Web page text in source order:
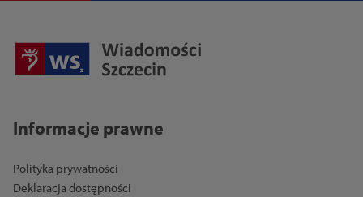
Informacje prawne
Polityka prywatności
Deklaracja dostępności